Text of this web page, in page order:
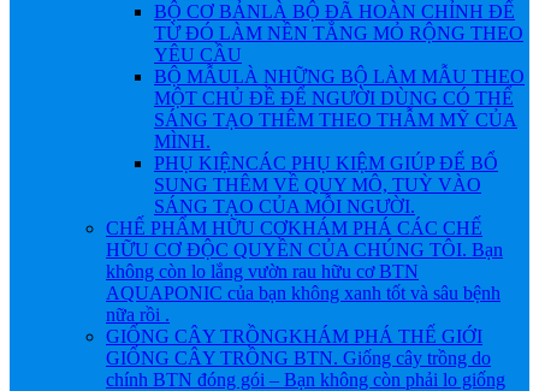
BỘ CƠ BẢNLÀ BỘ ĐÃ HOÀN CHỈNH ĐỂ
TỪ ĐÓ LÀM NỀN TẲNG MỎ RỘNG THEO
YÊU CẦU
BỘ MẪULÀ NHỮNG BỘ LÀM MẪU THEO
MỘT CHỦ ĐỀ ĐỂ NGƯỜI DÙNG CÓ THỂ
SÁNG TẠO THÊM THEO THẪM MỸ CỦA
MÌNH.
PHỤ KIỆNCÁC PHỤ KIỆM GIÚP ĐỂ BỔ
SUNG THÊM VỀ QUY MÔ, TUỲ VÀO
SÁNG TẠO CỦA MỖI NGƯỜI.
CHẾ PHẨM HỮU CƠKHÁM PHÁ CÁC CHẾ
HỮU CƠ ĐỘC QUYỀN CỦA CHÚNG TÔI. Bạn
không còn lo lắng vườn rau hữu cơ BTN
AQUAPONIC của bạn không xanh tốt và sâu bệnh
nữa rồi .
GIỐNG CÂY TRỒNGKHÁM PHÁ THẾ GIỚI
GIỐNG CÂY TRỒNG BTN. Giống cây trồng do
chính BTN đóng gói – Bạn không còn phải lo giống